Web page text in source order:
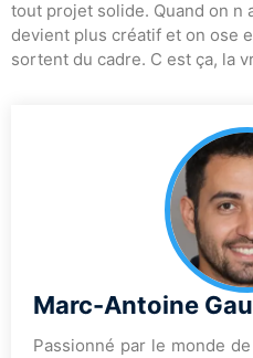
tout projet solide. Quand on n
devient plus créatif et on ose
sortent du cadre. C est ça, la
Marc-Antoine
Passionné par le monde